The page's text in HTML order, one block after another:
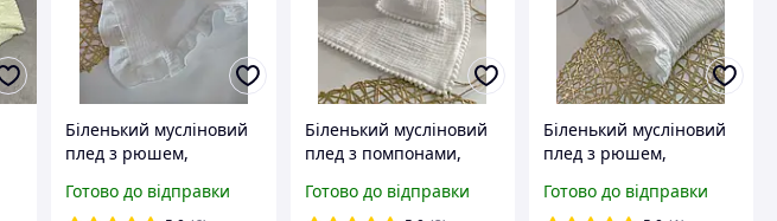
Біленький мусліновий
плед з рюшем,
Готово до відправки
Біленький мусліновий
плед з помпонами,
100*100
Готово до відправки
Біленький мусліновий
плед з рюшем,
100*100
Готово до відправки